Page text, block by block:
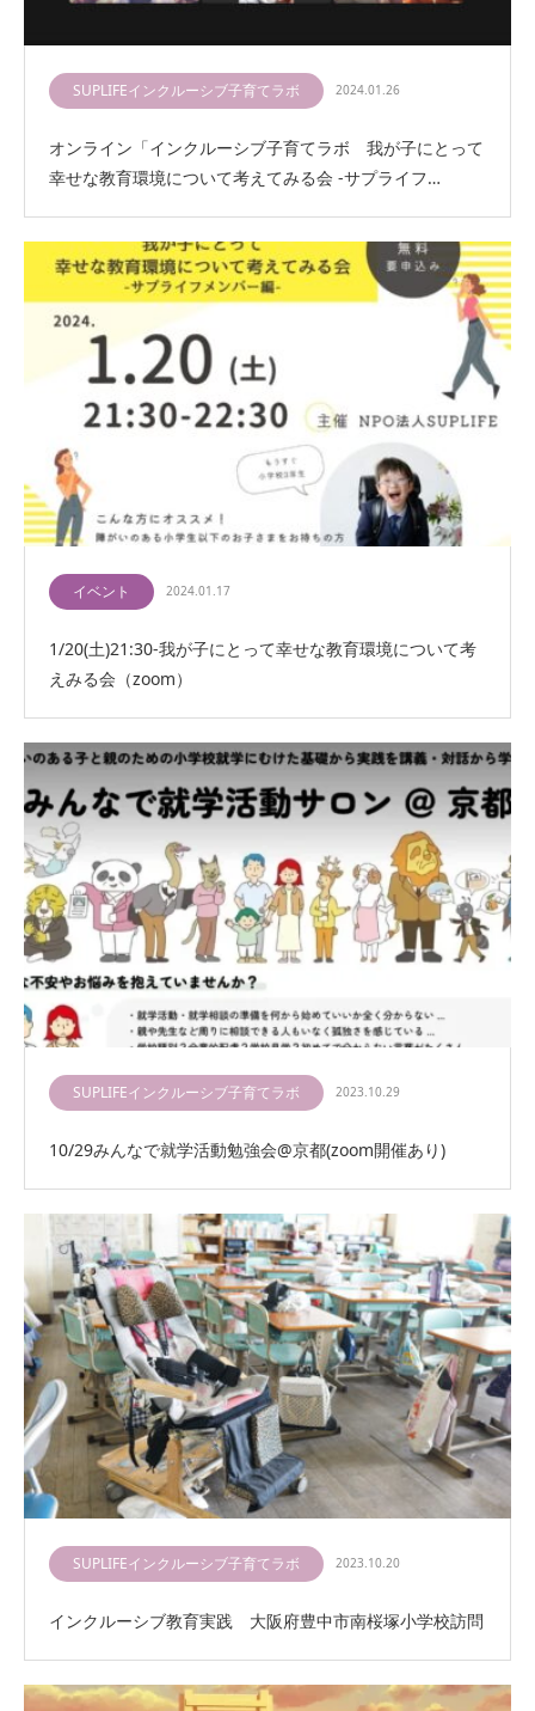
SUPLIFEインクルーシブ子育てラボ 2024.01.26
オンライン「インクルーシブ子育てラボ 我が子にとって
幸せな教育環境について考えてみる会 -サプライフ…
イベント 2024.01.17
1/20(土)21:30-我が子にとって幸せな教育環境について考
えみる会（zoom）
SUPLIFEインクルーシブ子育てラボ 2023.10.29
10/29みんなで就学活動勉強会@京都(zoom開催あり)
SUPLIFEインクルーシブ子育てラボ 2023.10.20
インクルーシブ教育実践 大阪府豊中市南桜塚小学校訪問